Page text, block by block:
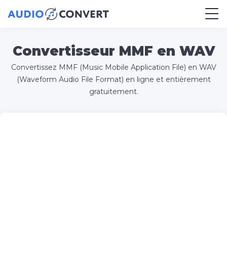
Convertisseur MMF en WAV
Convertissez MMF (Music Mobile Application File) en WAV
(Waveform Audio File Format) en ligne et entièrement
gratuitement.